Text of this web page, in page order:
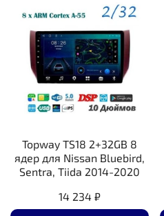
Topway TS18 2+32GB 8
ядер для Nissan Bluebird,
Sentra, Tiida 2014-2020
14 234 ₽